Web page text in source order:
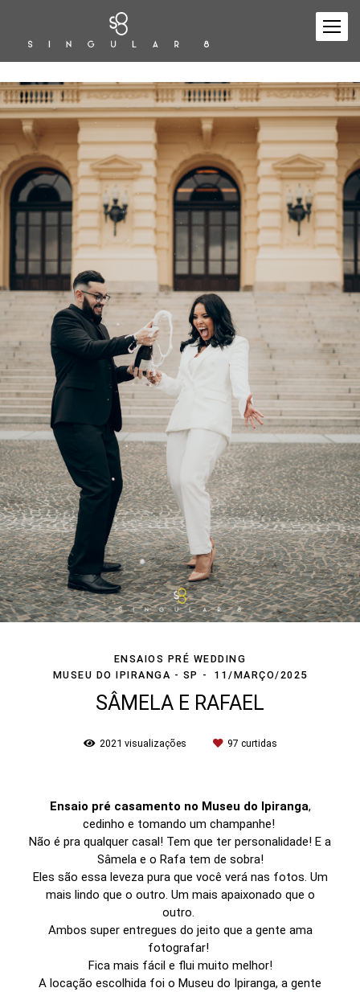
ENSAIOS PRÉ WEDDING
MUSEU DO IPIRANGA - SP
11/MARÇO/2025
SÂMELA E RAFAEL
2021 visualizações 97 curtidas
Ensaio pré casamento no Museu do Ipiranga,
cedinho e tomando um champanhe!
Não é pra qualquer casal! Tem que ter personalidade! E a
Sâmela e o Rafa tem de sobra!
Eles são essa leveza pura que você verá nas fotos. Um
mais lindo que o outro. Um mais apaixonado que o
outro.
Ambos super entregues do jeito que a gente ama
fotografar!
Fica mais fácil e flui muito melhor!
A locação escolhida foi o Museu do Ipiranga, a gente